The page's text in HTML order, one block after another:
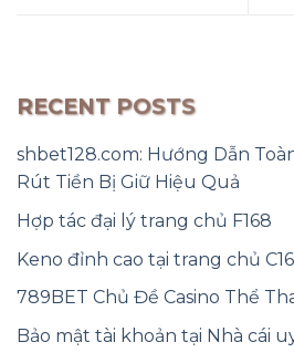
RECENT POSTS
shbet128.com: Hướng Dẫn
Rút Tiền Bị Giữ Hiệu Quả
Hợp tác đại lý trang chủ F168
Keno đỉnh cao tại trang chủ
789BET Chủ Đề Casino Thể
Bảo mật tài khoản tại Nhà cái